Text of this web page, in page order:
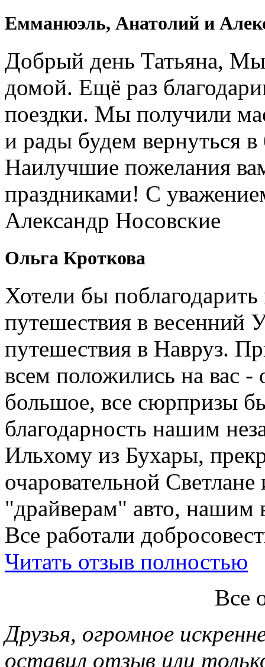
Емманюэль, Анатолий и
Добрый день Татьяна, Мы
домой. Ещё раз
поездки. Мы получили
и рады будем вернуться
Наилучшие пожелания
праздниками! С
Александр Носовские
Ольга Кроткова
Хотели бы
путешествия в весенний
путешествия в Навруз.
всем положились на вас -
большое, все сюрпризы
благодарность нашим
Ильхому из Бухары,
очаровательной
"драйверам" авто, нашим
Все работали
Читать отзыв полностью
Все
Друзья, огромное
оставил отзыв или